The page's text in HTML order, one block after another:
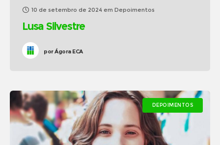
10 de setembro de 2024 em Depoimentos
Lusa Silvestre
porÁgora ECA
DEPOIMENTOS